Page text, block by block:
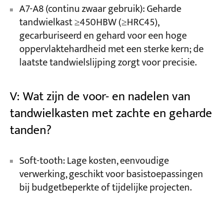
A7-A8 (continu zwaar gebruik): Geharde
tandwielkast ≥450HBW (≥HRC45),
gecarburiseerd en gehard voor een hoge
oppervlaktehardheid met een sterke kern; de
laatste tandwielslijping zorgt voor precisie.
V: Wat zijn de voor- en nadelen van
tandwielkasten met zachte en geharde
tanden?
Soft-tooth: Lage kosten, eenvoudige
verwerking, geschikt voor basistoepassingen
bij budgetbeperkte of tijdelijke projecten.